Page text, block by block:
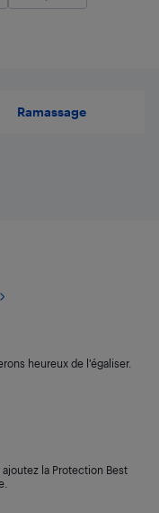
Ramassage
heureux de l’égaliser.
la Protection Best